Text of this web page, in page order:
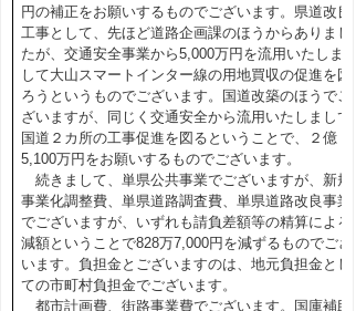
円の補正をお願いするものでございます。県道改良
工事として、先ほど道路企画課のほうからありまし
たが、交通安全事業から5,000万円を流用いたしま
して大山スマートインター線の用地買収の促進を図
ろうというものでございます。国道改築のほうでご
ざいますが、同じく交通安全から流用いたしまして
国道２カ所の工事促進を図るということで、２億
5,100万円をお願いするものでございます。
続きまして、単県公共事業でございますが、新規
事業化調整費、単県道路調査費、単県道路改良事業
でございますが、いずれも請負差額等の精算による
減額ということで828万7,000円を減ずるものでござ
います。負担金とございますのは、地元負担金とし
ての市町村負担金でございます。
都市計画費、街路事業費でございます。国庫補助